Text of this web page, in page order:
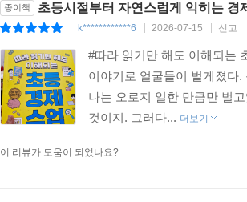
종이책 초등시절부터 자연스럽게 익히는 경
k************6 2026-07-15 신고
#따라 읽기만 해도 이해되는
이야기로 얼굴들이 벌게졌다
나는 오로지 일한 만큼만 벌
것이지. 그러다... 더보기
이 리뷰가 도움이 되었나요?